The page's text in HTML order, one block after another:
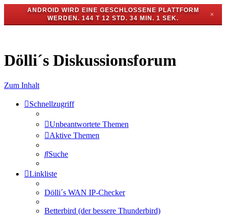
ANDROID WIRD EINE GESCHLOSSENE PLATTFORM
WERDEN. 144 T 12 STD. 34 MIN. 1 SEK.
✕
Dölli´s Diskussionsforum
Zum Inhalt
Schnellzugriff
Unbeantwortete Themen
Aktive Themen
Suche
Linkliste
Dölli´s WAN IP-Checker
Betterbird (der bessere Thunderbird)